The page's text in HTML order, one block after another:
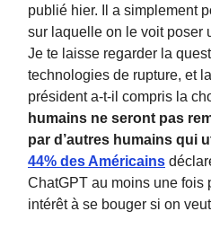
publié hier. Il a simplement
sur laquelle on le voit poser
Je te laisse regarder la
technologies de rupture, et
président a-t-il compris la
humains ne seront pas
par d’autres humains qui
44% des Américains
ChatGPT au moins une fois
intérêt à se bouger si on